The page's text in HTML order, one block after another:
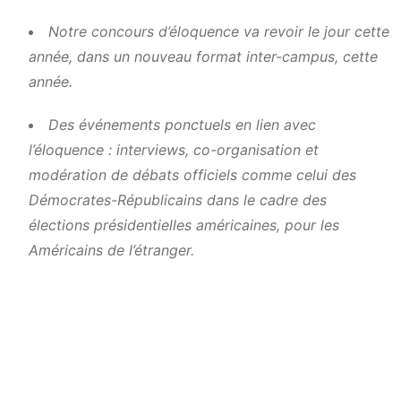
Notre concours d’éloquence va revoir le jour cette
année, dans un nouveau format inter-campus, cette
année.
Des événements ponctuels en lien avec
l’éloquence : interviews, co-organisation et
modération de débats officiels comme celui des
Démocrates-Républicains dans le cadre des
élections présidentielles américaines, pour les
Américains de l’étranger.